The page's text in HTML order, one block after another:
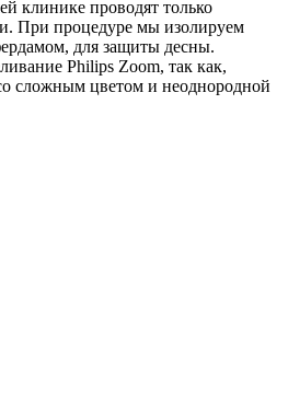
клинике проводят только
При процедуре мы изолируем
для защиты десны.
Philips Zoom, так как,
сложным цветом и неоднородной